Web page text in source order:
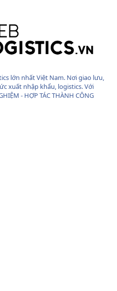
lớn nhất Việt Nam. Nơi giao lưu,
xuất nhập khẩu, logistics. Với
- HỢP TÁC THÀNH CÔNG